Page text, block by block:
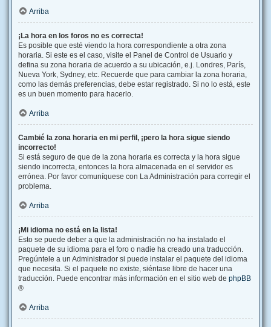
Arriba
¡La hora en los foros no es correcta!
Es posible que esté viendo la hora correspondiente a otra zona
horaria. Si este es el caso, visite el Panel de Control de Usuario y
defina su zona horaria de acuerdo a su ubicación, e.j. Londres, París,
Nueva York, Sydney, etc. Recuerde que para cambiar la zona horaria,
como las demás preferencias, debe estar registrado. Si no lo está, este
es un buen momento para hacerlo.
Arriba
Cambié la zona horaria en mi perfil, ¡pero la hora sigue siendo
incorrecto!
Si está seguro de que de la zona horaria es correcta y la hora sigue
siendo incorrecta, entonces la hora almacenada en el servidor es
errónea. Por favor comuníquese con La Administración para corregir el
problema.
Arriba
¡Mi idioma no está en la lista!
Esto se puede deber a que la administración no ha instalado el
paquete de su idioma para el foro o nadie ha creado una traducción.
Pregúntele a un Administrador si puede instalar el paquete del idioma
que necesita. Si el paquete no existe, siéntase libre de hacer una
traducción. Puede encontrar más información en el sitio web de phpBB
®
Arriba